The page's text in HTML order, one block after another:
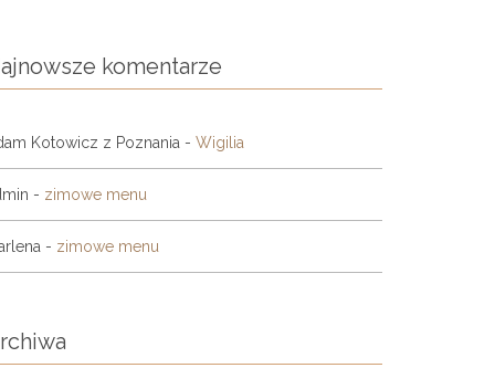
komentarze
Kotowicz z Poznania - Wigilia
- zimowe menu
- zimowe menu